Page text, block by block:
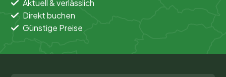
Aktuell & verlässlich
Direkt buchen
Günstige Preise